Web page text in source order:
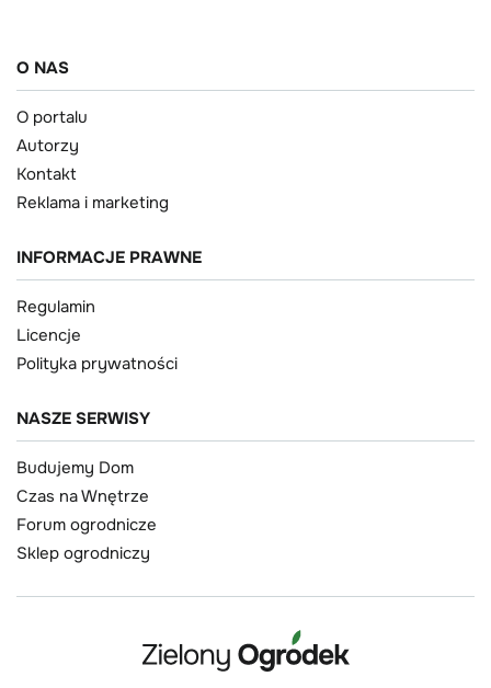
O NAS
O portalu
Autorzy
Kontakt
Reklama i marketing
INFORMACJE PRAWNE
Regulamin
Licencje
Polityka prywatności
NASZE SERWISY
Budujemy Dom
Czas na Wnętrze
Forum ogrodnicze
Sklep ogrodniczy